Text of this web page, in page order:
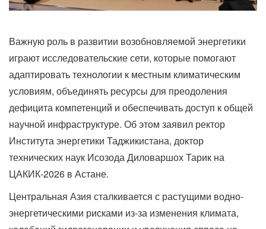
Важную роль в развитии возобновляемой энергетики
играют исследовательские сети, которые помогают
адаптировать технологии к местным климатическим
условиям, объединять ресурсы для преодоления
дефицита компетенций и обеспечивать доступ к общей
научной инфраструктуре. Об этом заявил ректор
Института энергетики Таджикистана, доктор
технических наук Исозода Диловаршох Тарик на
ЦАКИК-2026 в Астане.
Центральная Азия сталкивается с растущими водно-
энергетическими рисками из-за изменения климата,